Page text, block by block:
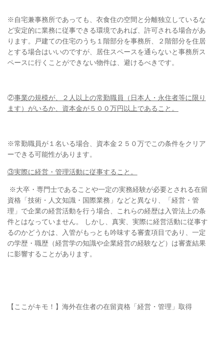
※自宅兼事務所であっても、衣食住の空間と分離独立しているな
ど安定的に業務に従事できる環境であれば、許可される場合があ
ります。戸建ての住宅のうち１階部分を事務所、２階部分を住居
とする場合はいいのですが、居住スペースを通らないと事務所ス
ペースに行くことができない物件は、避けるべきです。
②事業の規模が、２人以上の常勤職員（日本人・永住者等に限り
ます）がいるか、資本金が５００万円以上であること。
※常勤職員が１名いる場合、資本金２５０万でこの条件をクリア
ーできる可能性があります。
③実際に経営・管理活動に従事すること。
※大卒・専門士であることや一定の実務経験が必要とされる在留
資格「技術・人文知識・国際業務」などと異なり、「経営・管
理」で企業の経営活動を行う場合、これらの経歴は入管法上の条
件とはなっていません。 しかし、真実、実際に経営活動に従事す
るのかどうかは、入管がもっとも吟味する審査項目であり、一定
の学歴・職歴（経営学の知識や企業経営の経験など）は審査結果
に影響することがあります。
【ここがキモ！】海外在住者の在留資格「経営・管理」取得